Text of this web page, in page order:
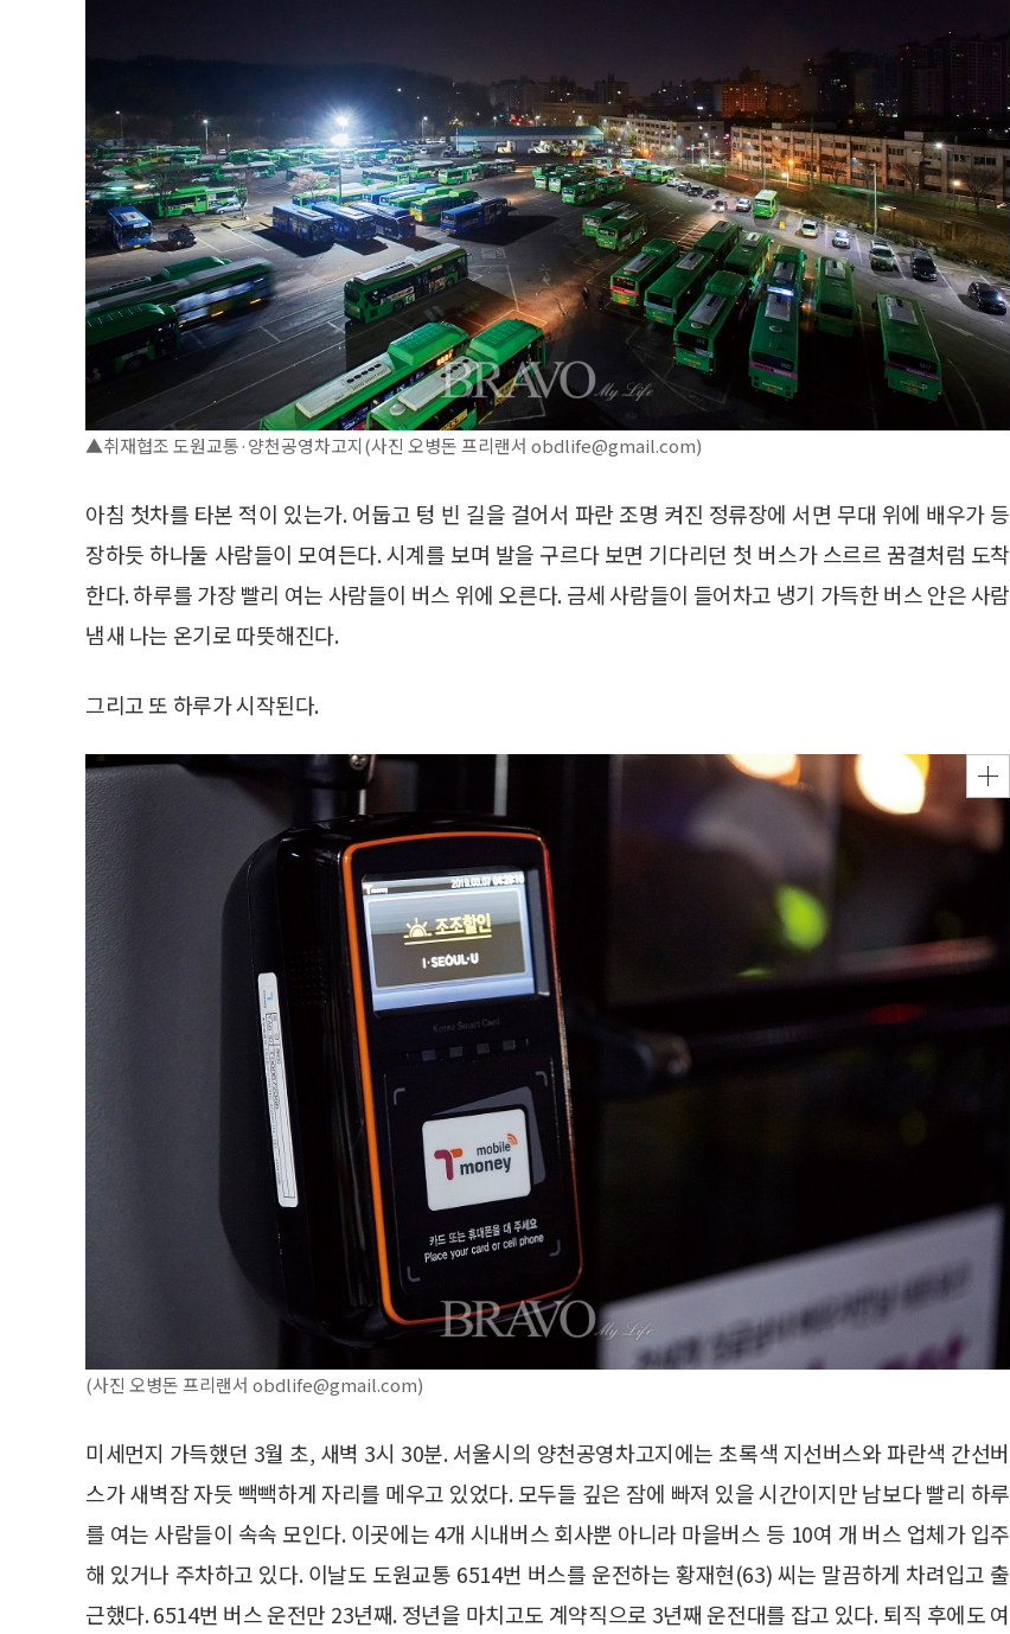
▲취재협조 도원교통·양천공영차고지(사진 오병돈 프리랜서 obdlife@gmail.com)
아침 첫차를 타본 적이 있는가. 어둡고 텅 빈 길을 걸어서 파란 조명 켜진 정류장에 서면 무대 위에 배우가 등
장하듯 하나둘 사람들이 모여든다. 시계를 보며 발을 구르다 보면 기다리던 첫 버스가 스르르 꿈결처럼 도착
한다. 하루를 가장 빨리 여는 사람들이 버스 위에 오른다. 금세 사람들이 들어차고 냉기 가득한 버스 안은 사람
냄새 나는 온기로 따뜻해진다.
그리고 또 하루가 시작된다.
(사진 오병돈 프리랜서 obdlife@gmail.com)
미세먼지 가득했던 3월 초, 새벽 3시 30분. 서울시의 양천공영차고지에는 초록색 지선버스와 파란색 간선버
스가 새벽잠 자듯 빽빽하게 자리를 메우고 있었다. 모두들 깊은 잠에 빠져 있을 시간이지만 남보다 빨리 하루
를 여는 사람들이 속속 모인다. 이곳에는 4개 시내버스 회사뿐 아니라 마을버스 등 10여 개 버스 업체가 입주
해 있거나 주차하고 있다. 이날도 도원교통 6514번 버스를 운전하는 황재현(63) 씨는 말끔하게 차려입고 출
근했다. 6514번 버스 운전만 23년째. 정년을 마치고도 계약직으로 3년째 운전대를 잡고 있다. 퇴직 후에도 여